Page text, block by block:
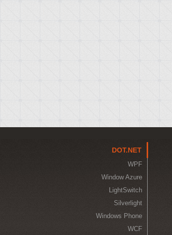
DOT.NET
WPF
Window Azure
LightSwitch
Silverlight
Windows Phone
WCF